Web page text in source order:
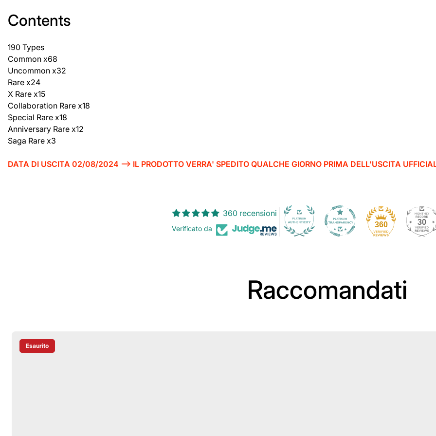
Contents
190 Types
Common x68
Uncommon x32
Rare x24
X Rare x15
Collaboration Rare x18
Special Rare x18
Anniversary Rare x12
Saga Rare x3
DATA DI USCITA 02/08/2024 --> IL PRODOTTO VERRA' SPEDITO QUALCHE GIORNO PRIMA DELL'USCITA
360 recensioni
Verificato da 360 30
Raccomandati
Etichetta Del Prodotto:
Esaurito